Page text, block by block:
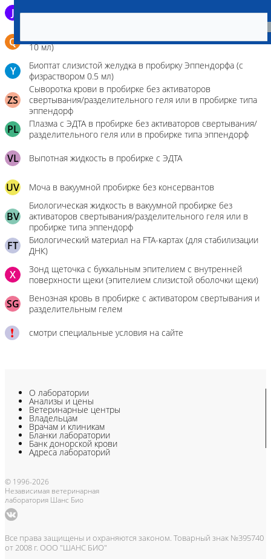
J Эякулят в стерильном контейнере
Q
10 мл)
Y
Биоптат слизистой желудка в пробирку Эппендорфа (с
физраствором 0.5 мл)
ZS
Сыворотка крови в пробирке без активаторов
свертывания/разделительного геля или в пробирке типа
эппендорф
PL
Плазма с ЭДТА в пробирке без активаторов свертывания/
разделительного геля или в пробирке типа эппендорф
VL Выпотная жидкость в пробирке с ЭДТА
UV Моча в вакуумной пробирке без консервантов
BV
Биологическая жидкость в вакуумной пробирке без
активаторов свертывания/разделительного геля или в
пробирке типа эппендорф
FT
Биологический материал на FTA-картах (для стабилизации
ДНК)
X
Зонд щеточка с буккальным эпителием с внутренней
поверхности щеки (эпителием слизистой оболочки щеки)
SG
Венозная кровь в пробирке с активатором свертывания и
разделительным гелем
смотри специальные условия на сайте
О лаборатории
Анализы и цены
Ветеринарные центры
Владельцам
Врачам и клиникам
Бланки лаборатории
Банк донорской крови
Адреса лабораторий
© 1996-2026
Независимая ветеринарная
лаборатория Шанс Био
Все права защищены и охраняются законом. Товарный знак №395740
от 2008 г. ООО "ШАНС БИО"